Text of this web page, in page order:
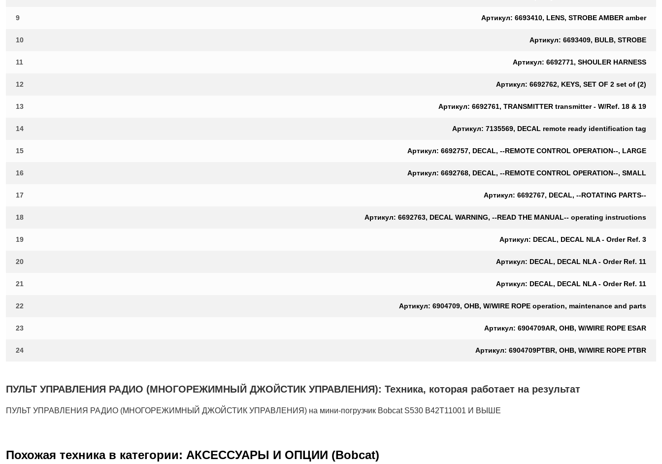
9 Артикул: 6693410, LENS, STROBE AMBER amber
10 Артикул: 6693409, BULB, STROBE
11 Артикул: 6692771, SHOULER HARNESS
12 Артикул: 6692762, KEYS, SET OF 2 set of (2)
13 Артикул: 6692761, TRANSMITTER transmitter - W/Ref. 18 & 19
14 Артикул: 7135569, DECAL remote ready identification tag
15 Артикул: 6692757, DECAL, --REMOTE CONTROL OPERATION--, LARGE
16 Артикул: 6692768, DECAL, --REMOTE CONTROL OPERATION--, SMALL
17 Артикул: 6692767, DECAL, --ROTATING PARTS--
18 Артикул: 6692763, DECAL WARNING, --READ THE MANUAL-- operating instructions
19 Артикул: DECAL, DECAL NLA - Order Ref. 3
20 Артикул: DECAL, DECAL NLA - Order Ref. 11
21 Артикул: DECAL, DECAL NLA - Order Ref. 11
22 Артикул: 6904709, OHB, W/WIRE ROPE operation, maintenance and parts
23 Артикул: 6904709AR, OHB, W/WIRE ROPE ESAR
24 Артикул: 6904709PTBR, OHB, W/WIRE ROPE PTBR
ПУЛЬТ УПРАВЛЕНИЯ РАДИО (МНОГОРЕЖИМНЫЙ ДЖОЙСТИК УПРАВЛЕНИЯ): Техника, которая работает на результат
ПУЛЬТ УПРАВЛЕНИЯ РАДИО (МНОГОРЕЖИМНЫЙ ДЖОЙСТИК УПРАВЛЕНИЯ) на мини-погрузчик Bobcat S530 B42T11001 И ВЫШЕ
Похожая техника в категории: АКСЕСCУАРЫ И ОПЦИИ (Bobcat)